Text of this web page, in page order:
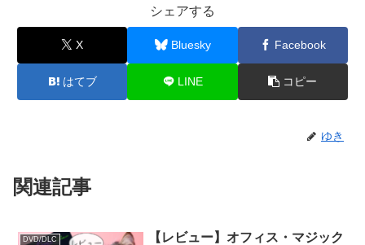
シェアする
X Bluesky Facebook
はてブ LINE コピー
ゆき
関連記事
DVD/DLC
【レビュー】オフィス・マジック